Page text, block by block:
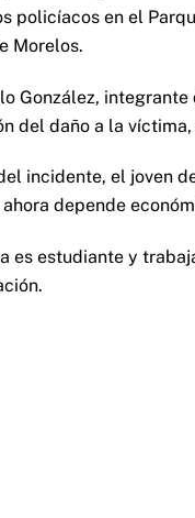
policíacos en el
Morelos.
González,
del daño a la
incidente, el joven
depende
es estudiante y